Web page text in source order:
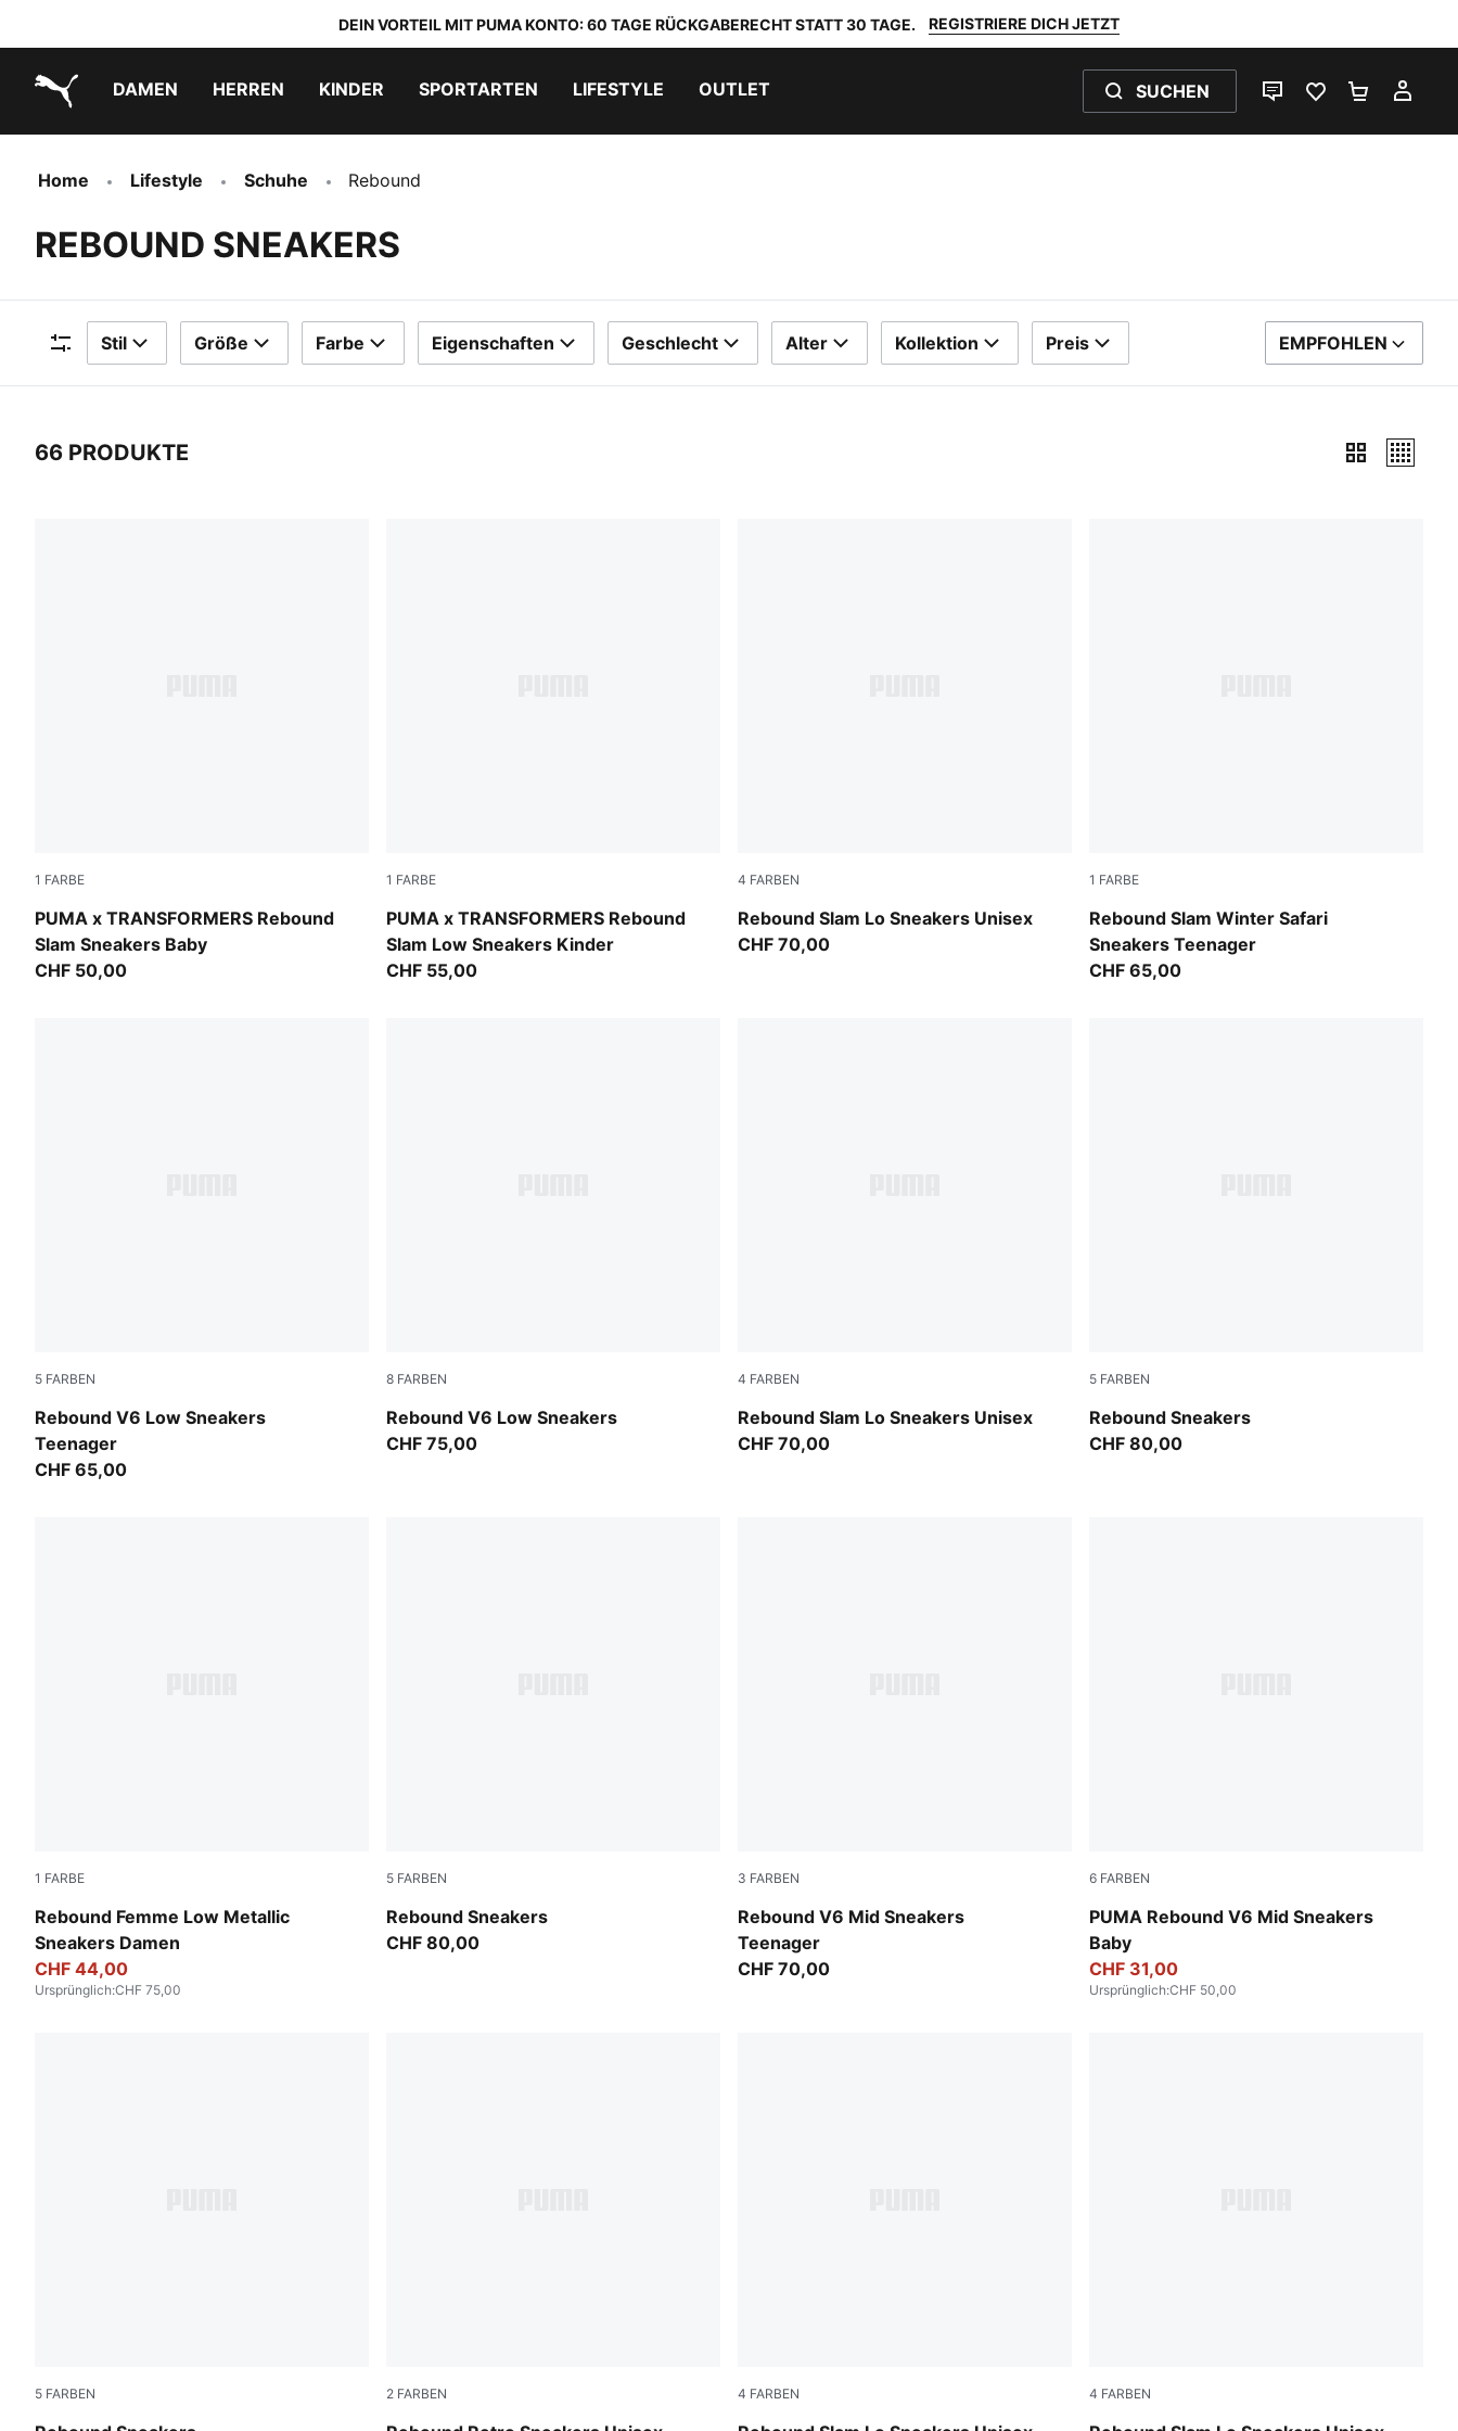
DEIN VORTEIL MIT PUMA KONTO: 60 TAGE RÜCKGABERECHT STATT 30 TAGE. REGISTRIERE DICH JETZT
DAMEN HERREN KINDER SPORTARTEN LIFESTYLE OUTLET SUCHEN
LIVE-CHATFAVORITEN 0
Home Lifestyle Schuhe Rebound
REBOUND SNEAKERS
Filter
Stil Größe Farbe Eigenschaften Geschlecht Alter Kollektion Preis SORTIEREN NACH
EMPFOHLEN
66 PRODUKTE
1 FARBE
PUMA x TRANSFORMERS Rebound
Slam Sneakers Baby
PUMA White-PUMA Black-Bright Mango Yellow
CHF 50,00
1 FARBE
PUMA x TRANSFORMERS Rebound
Slam Low Sneakers Kinder
PUMA White-PUMA Black-Bright Mango Yellow
CHF 55,00
4 FARBEN
Rebound Slam Lo Sneakers Unisex
PUMA Black-Shadow Gray
CHF 70,00
1 FARBE
Rebound Slam Winter Safari
Sneakers Teenager
Silver Fog-Birch-PUMA White
CHF 65,00
5 FARBEN
Rebound V6 Low Sneakers
Teenager
PUMA White-PUMA Black
CHF 65,00
8 FARBEN
Rebound V6 Low Sneakers
PUMA White-PUMA Black-PUMA White
CHF 75,00
4 FARBEN
Rebound Slam Lo Sneakers Unisex
PUMA White-Glacial Gray
CHF 70,00
5 FARBEN
Rebound Sneakers
PUMA White-PUMA White-Cool Light Gray
CHF 80,00
1 FARBE
Rebound Femme Low Metallic
Sneakers Damen
PUMA White-PUMA Silver-Feather Gray
CHF 44,00
Ursprünglich:CHF 75,00
5 FARBEN
Rebound Sneakers
PUMA White-PUMA Black
CHF 80,00
3 FARBEN
Rebound V6 Mid Sneakers
Teenager
PUMA White-PUMA Black-Shadow Gray
CHF 70,00
6 FARBEN
PUMA Rebound V6 Mid Sneakers
Baby
PUMA White-PUMA Black-Racing Blue
CHF 31,00
Ursprünglich:CHF 50,00
5 FARBEN 2 FARBEN 4 FARBEN 4 FARBEN